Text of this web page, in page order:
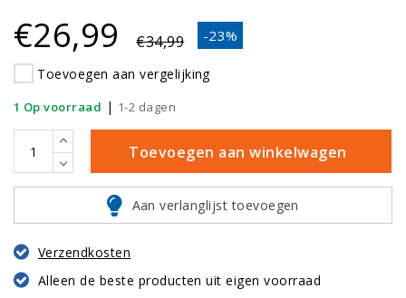
-23%
€26,99 €34,99
Toevoegen aan vergelijking
1 Op voorraad | 1-2 dagen
Toevoegen aan winkelwagen
Aan verlanglijst toevoegen
Verzendkosten
Alleen de beste producten uit eigen voorraad